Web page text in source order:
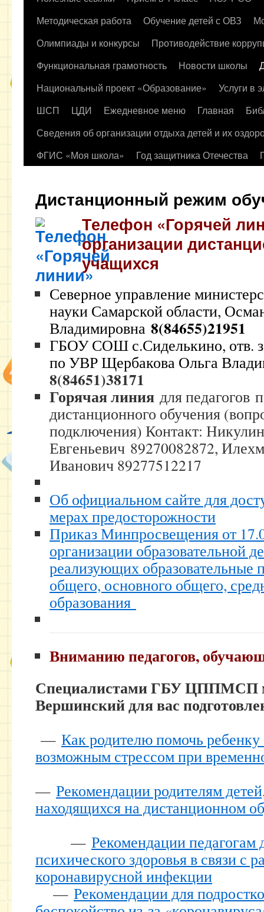
содержимому
Методическая работа
Обучение детей с ОВЗ
Олимпиады и конкурсы
Противодействие
Функциональная грамотность
Новости школы
Национальный проект «Образование»
Услуги в
ШСП
ЦДИ Ежедневное меню Главная
Сведения об организации отдыха детей и их
ФГИС «Моя школа»
Год защитника Отечества
Дистанционный режим
Телефон «Горячей
организации
учащихся
Северное управление
науки Самарской области,
Владимировна 8(84655)21951
ГБОУ СОШ с.Сиделькино, отв.
по УВР Щербакова Ольга
8(84651)38171
Горячая линия для педагогов
дистанционного обучения
подключения) Контакт:
Евгеньевич 89270082872,
Иванович 89277512217
Об официальном сайте для
мерах предосторожности
Приказ Минпросвещения от
организации образовательной
реализующих образовательные
общего, основного общего,
образования
Вниманию педагогов,
Специалистами ГБУ ЦППМСП
Вершинский для вас
— Как родителю помочь ребенку
возможным стрессом при
— Рекомендации родителям
находящихся на дистанционном
— Рекомендации педагогам
психического здоровья в связи с
коронавирусной инфекции
— Рекомендации для